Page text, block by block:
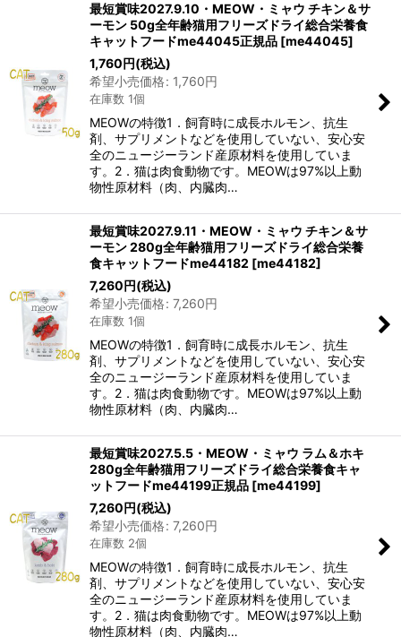
最短賞味2027.9.10・MEOW・ミャウ チキン＆サ
ーモン 50g全年齢猫用フリーズドライ総合栄養食
キャットフードme44045正規品 [me44045]
1,760円(税込)
希望小売価格: 1,760円
在庫数 1個
MEOWの特徴1．飼育時に成長ホルモン、抗生
剤、サプリメントなどを使用していない、安心安
全のニュージーランド産原材料を使用していま
す。2．猫は肉食動物です。MEOWは97%以上動
物性原材料（肉、内臓肉…
最短賞味2027.9.11・MEOW・ミャウ チキン＆サ
ーモン 280g全年齢猫用フリーズドライ総合栄養
食キャットフードme44182 [me44182]
7,260円(税込)
希望小売価格: 7,260円
在庫数 1個
MEOWの特徴1．飼育時に成長ホルモン、抗生
剤、サプリメントなどを使用していない、安心安
全のニュージーランド産原材料を使用していま
す。2．猫は肉食動物です。MEOWは97%以上動
物性原材料（肉、内臓肉…
最短賞味2027.5.5・MEOW・ミャウ ラム＆ホキ
280g全年齢猫用フリーズドライ総合栄養食キャ
ットフードme44199正規品 [me44199]
7,260円(税込)
希望小売価格: 7,260円
在庫数 2個
MEOWの特徴1．飼育時に成長ホルモン、抗生
剤、サプリメントなどを使用していない、安心安
全のニュージーランド産原材料を使用していま
す。2．猫は肉食動物です。MEOWは97%以上動
物性原材料（肉、内臓肉…